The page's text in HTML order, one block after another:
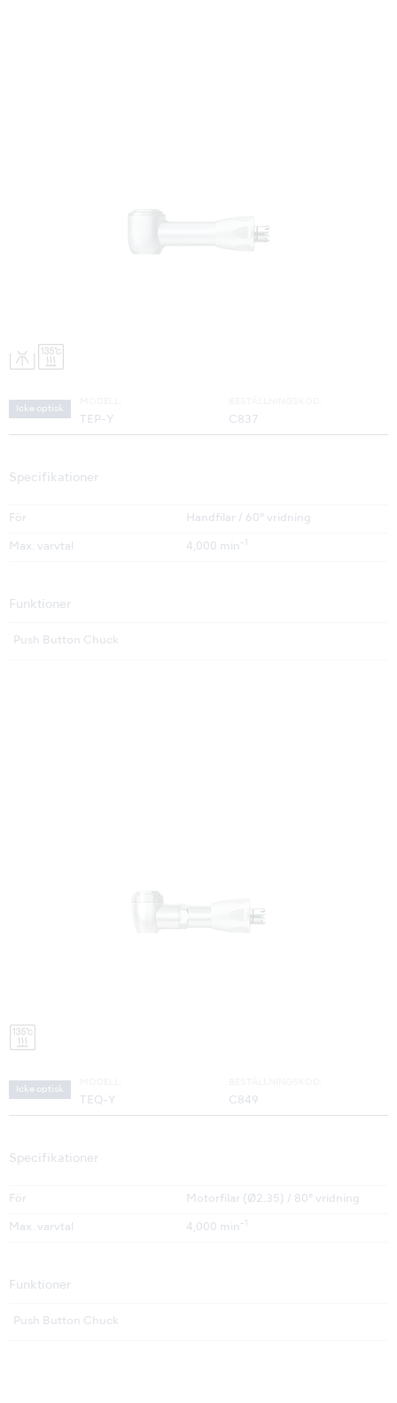
Icke optisk
TEP-Y C837
Specifikationer
För Handfilar / 60° vridning
Max. varvtal 4,000 min -1
Funktioner
Push Button Chuck
Icke optisk
TEQ-Y C849
Specifikationer
För Motorfilar (Ø2.35) / 80° vridning
Max. varvtal 4,000 min -1
Funktioner
Push Button Chuck